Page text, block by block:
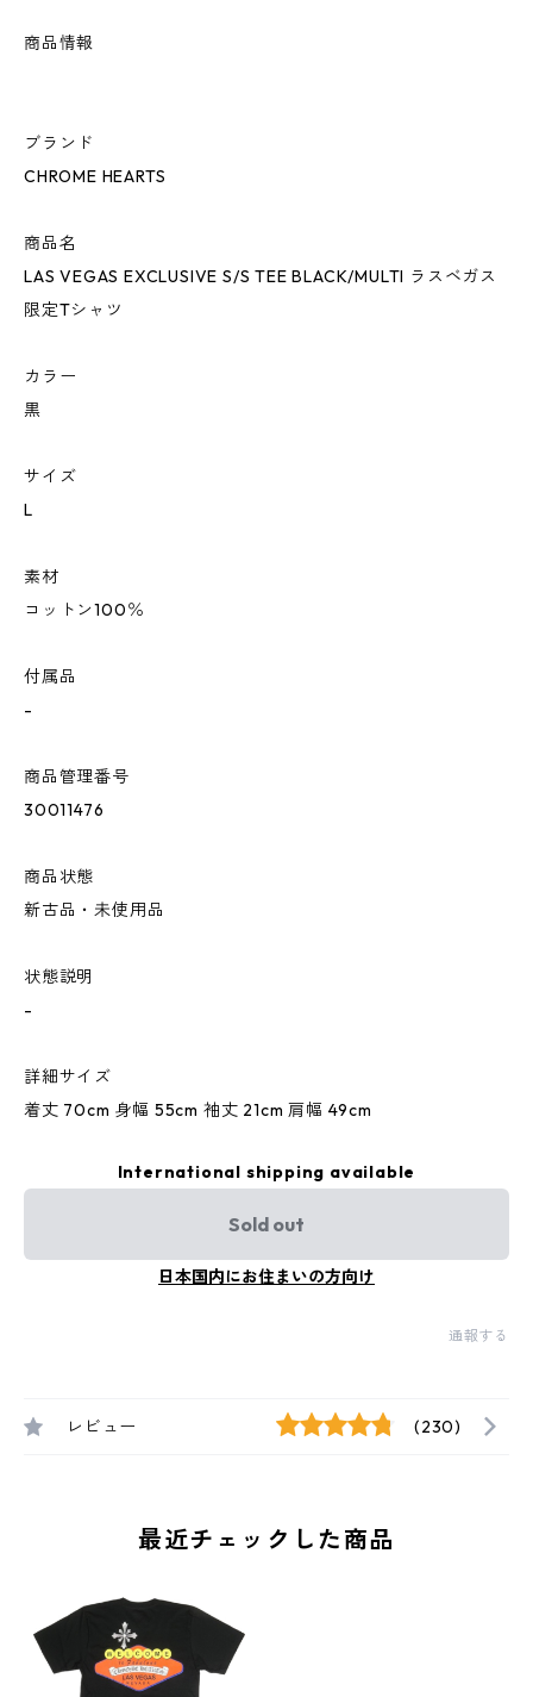
商品情報
ブランド
CHROME HEARTS
商品名
LAS VEGAS EXCLUSIVE S/S TEE BLACK/MULTI ラスベガス
限定Tシャツ
カラー
黒
サイズ
L
素材
コットン100％
付属品
-
商品管理番号
30011476
商品状態
新古品・未使用品
状態説明
-
詳細サイズ
着丈 70cm 身幅 55cm 袖丈 21cm 肩幅 49cm
International shipping available
Sold out
日本国内にお住まいの方向け
通報する
レビュー (230)
最近チェックした商品